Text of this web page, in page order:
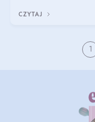
CZYTAJ
1